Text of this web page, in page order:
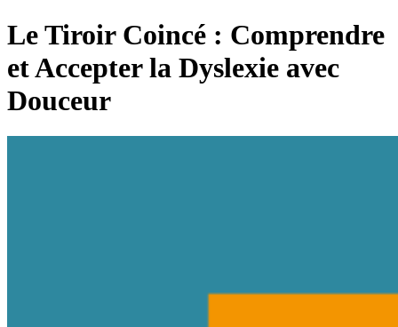
Le Tiroir Coincé : Comprendre
et Accepter la Dyslexie avec
Douceur